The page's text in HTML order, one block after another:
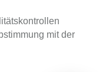
mit der